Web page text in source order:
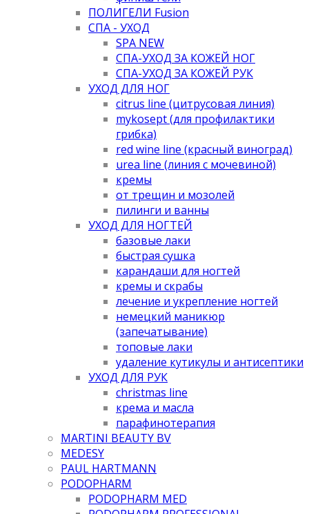
ПОЛИГЕЛИ Fusion
СПА - УХОД
SPA NEW
СПА-УХОД ЗА КОЖЕЙ НОГ
СПА-УХОД ЗА КОЖЕЙ РУК
УХОД ДЛЯ НОГ
citrus line (цитрусовая линия)
mykosept (для профилактики
грибка)
red wine line (красный виноград)
urea line (линия с мочевиной)
кремы
от трещин и мозолей
пилинги и ванны
УХОД ДЛЯ НОГТЕЙ
базовые лаки
быстрая сушка
карандаши для ногтей
кремы и скрабы
лечение и укрепление ногтей
немецкий маникюр
(запечатывание)
топовые лаки
удаление кутикулы и антисептики
УХОД ДЛЯ РУК
christmas line
крема и масла
парафинотерапия
MARTINI BEAUTY BV
MEDESY
PAUL HARTMANN
PODOPHARM
PODOPHARM MED